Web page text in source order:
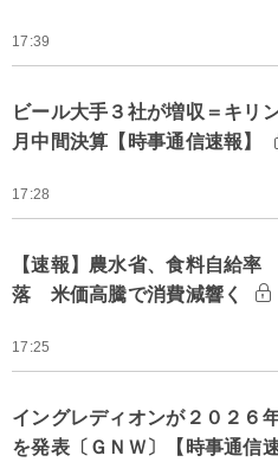
17:39
ビール大手３社が増収＝キリ
月中間決算【時事通信速報】
17:28
【速報】農水省、食料自給
落 米価高騰で消費減響く
17:25
イングレディオンが２０２６
を発表〔ＧＮＷ〕【時事通信